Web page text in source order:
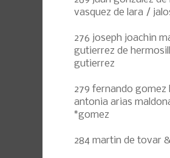
vasquez de lara /
276 joseph joachin
gutierrez de
gutierrez
279 fernando
antonia arias
*gomez
284 martin de tovar